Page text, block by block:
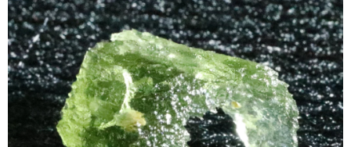
ÚČINKY
KRYSTALY
ČLÁNKY